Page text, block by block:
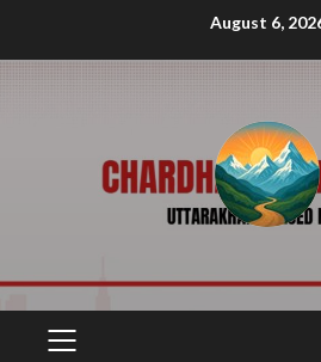
August 6,
PRIMARY